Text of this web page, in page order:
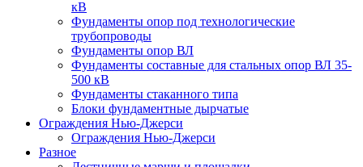
кВ
Фундаменты опор под технологические
трубопроводы
Фундаменты опор ВЛ
Фундаменты составные для стальных опор ВЛ 35-
500 кВ
Фундаменты стаканного типа
Блоки фундаментные дырчатые
Ограждения Нью-Джерси
Ограждения Нью-Джерси
Разное